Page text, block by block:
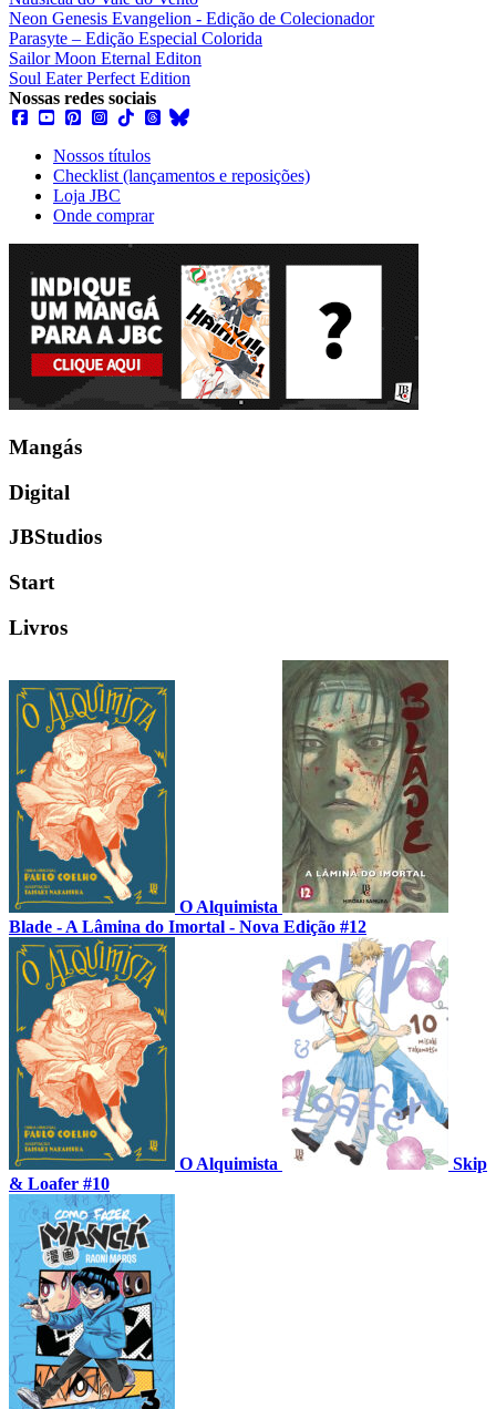
Neon Genesis Evangelion - Edição de Colecionador
Parasyte – Edição Especial Colorida
Sailor Moon Eternal Editon
Soul Eater Perfect Edition
Nossas redes sociais
Nossos títulos
Checklist (lançamentos e reposições)
Loja JBC
Onde comprar
Mangás
Digital
JBStudios
Start
Livros
O Alquimista
Blade - A Lâmina do Imortal - Nova Edição #12
O Alquimista
Skip
& Loafer #10